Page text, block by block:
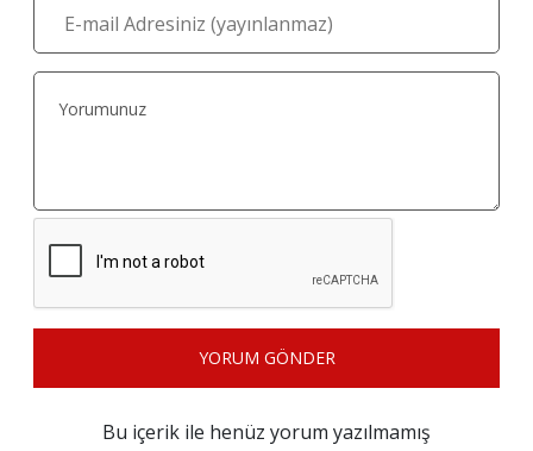
YORUM GÖNDER
Bu içerik ile henüz yorum yazılmamış